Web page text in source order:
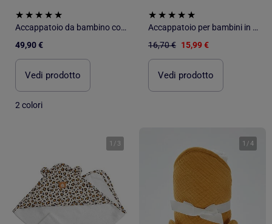
Accappatoio da bambino con cappuccio in spugna di cotone boucl? COCOON
49,90 €
Vedi prodotto
2 colori
Accappatoio per bambini in garza di cotone PROMO LINGE
16,70 € 15,99 €
Vedi prodotto
1 / 3 1 /4